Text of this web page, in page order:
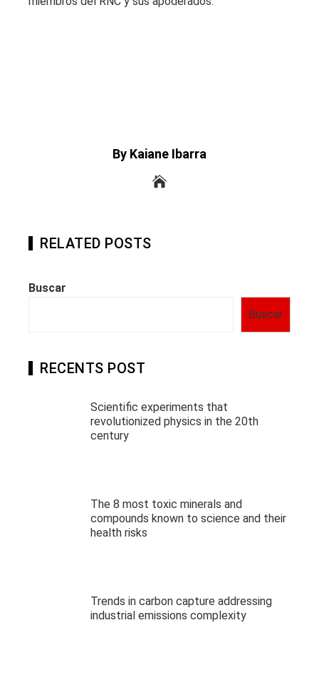
By Kaiane Ibarra
RELATED POSTS
Buscar
Buscar
RECENTS POST
Scientific experiments that
revolutionized physics in the 20th
century
The 8 most toxic minerals and
compounds known to science and their
health risks
Trends in carbon capture addressing
industrial emissions complexity